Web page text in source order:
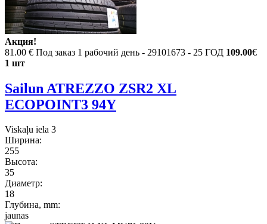
Акция!
81.00 € Под заказ 1 рабочий день - 29101673 - 25 ГОД 109.00€
1 шт
Sailun ATREZZO ZSR2 XL
ECOPOINT3 94Y
Viskaļu iela 3
Ширина:
255
Высота:
35
Диаметр:
18
Глубина, mm:
jaunas